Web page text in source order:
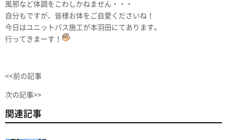
風邪など体調をこわしかねません・・・
自分もですが、皆様お体をご自愛くださいね！
今日はユニットバス施工が本羽田にてあります。
行ってきまーす！
<<前の記事
次の記事>>
関連記事